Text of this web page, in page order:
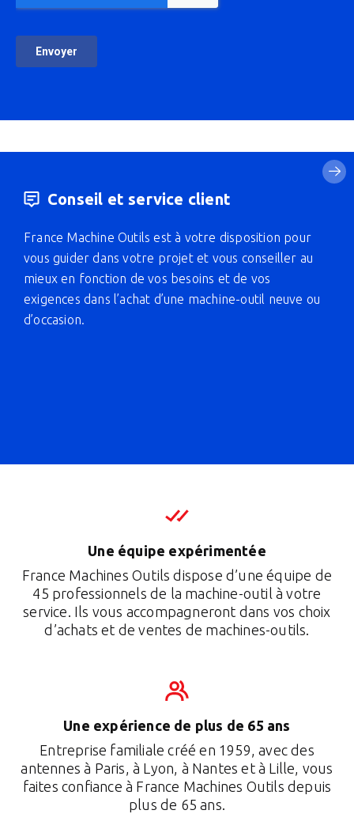
Conseil et service client
France Machine Outils est à votre disposition pour
vous guider dans votre projet et vous conseiller au
mieux en fonction de vos besoins et de vos
exigences dans l’achat d’une machine-outil neuve ou
d’occasion.
Une équipe expérimentée
France Machines Outils dispose d’une équipe de
45 professionnels de la machine-outil à votre
service. Ils vous accompagneront dans vos choix
d’achats et de ventes de machines-outils.
Une expérience de plus de 65 ans
Entreprise familiale créé en 1959, avec des
antennes à Paris, à Lyon, à Nantes et à Lille, vous
faites confiance à France Machines Outils depuis
plus de 65 ans.